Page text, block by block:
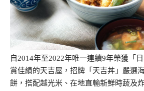
自2014年至2022年唯一連續9年榮獲「
賞佳績的天吉屋，招牌「天吉丼」嚴選
餅，搭配越光米、在地直輸新鮮時蔬及